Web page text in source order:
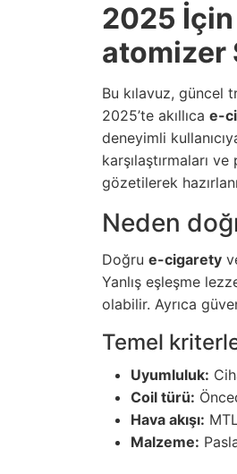
2025
atomizer
Bu kılavuz, güncel
2025’te akıllıca e-
deneyimli
karşılaştırmaları
gözetilerek
Neden
Doğru e-cigarety
Yanlış eşleşme
olabilir. Ayrıca
Temel
Uyumluluk:
Coil türü:
Hava akışı:
Malzeme: